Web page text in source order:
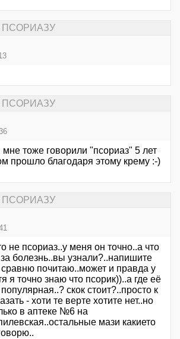
ПСОРИАЗУ
ПСОРИАЗУ
тоже говорили "псориаз" 5 лет
прошло благодаря этому крему :-)
ПСОРИАЗУ
не псориаз..у меня он точно..а что
болезнь..вы узнали?..напишите
почитаю..может и правда у
я точно знаю что псорик))..а где её
скок стоит?..просто к
- хоти те верте хотите нет..но
в аптеке №6 на
мази какието